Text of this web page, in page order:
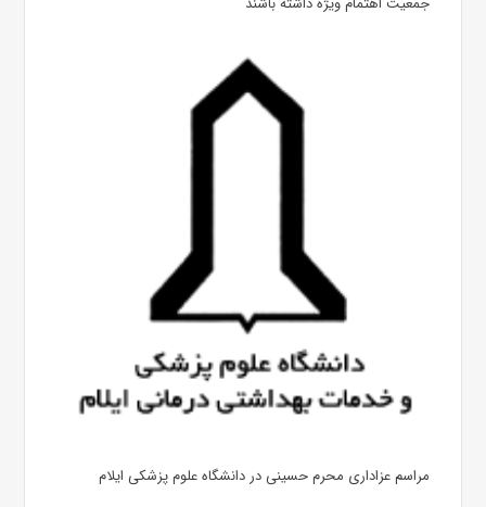
مراسم عزاداری محرم حسینی در دانشگاه علوم پزشکی ایلام